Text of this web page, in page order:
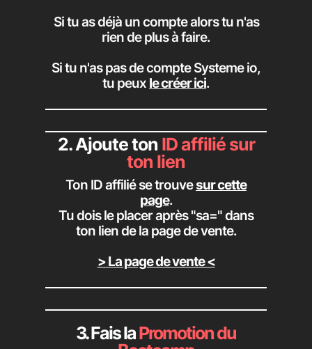
Si tu as déjà un compte alors tu n'as
rien de plus à faire.
Si tu n'as pas de compte Systeme io,
tu peux le créer ici.
2. Ajoute ton ID affilié sur
ton lien
Ton ID affilié se trouvesur cette
page.
Tu dois le placer après "sa=" dans
ton lien de la page de vente.
> La page de vente <
3. Fais laPromotion du